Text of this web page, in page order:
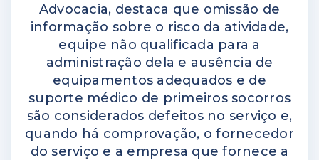
Advocacia, destaca que omissão de
informação sobre o risco da atividade,
equipe não qualificada para a
administração dela e ausência de
equipamentos adequados e de
suporte médico de primeiros socorros
são considerados defeitos no serviço e,
quando há comprovação, o fornecedor
do serviço e a empresa que fornece a